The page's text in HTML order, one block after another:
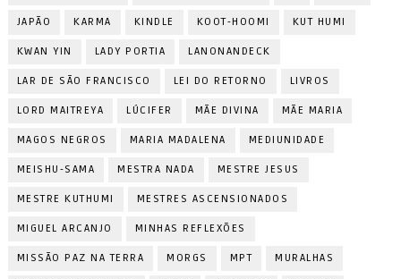
JAPÃO KARMA KINDLE KOOT-HOOMI KUT HUMI
KWAN YIN LADY PORTIA LANONANDECK
LAR DE SÃO FRANCISCO LEI DO RETORNO LIVROS
LORD MAITREYA LÚCIFER MÃE DIVINA MÃE MARIA
MAGOS NEGROS MARIA MADALENA MEDIUNIDADE
MEISHU-SAMA MESTRA NADA MESTRE JESUS
MESTRE KUTHUMI MESTRES ASCENSIONADOS
MIGUEL ARCANJO MINHAS REFLEXÕES
MISSÃO PAZ NA TERRA MORGS MPT MURALHAS